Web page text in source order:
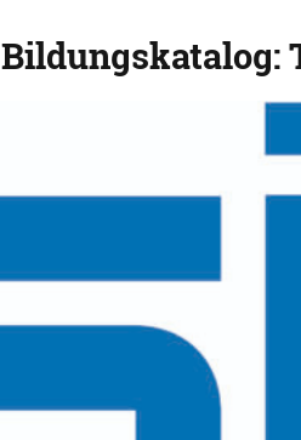
Bildungskatalog: